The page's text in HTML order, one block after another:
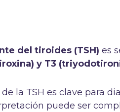
del tiroides (TSH) es
y T3
la TSH es clave para
puede ser